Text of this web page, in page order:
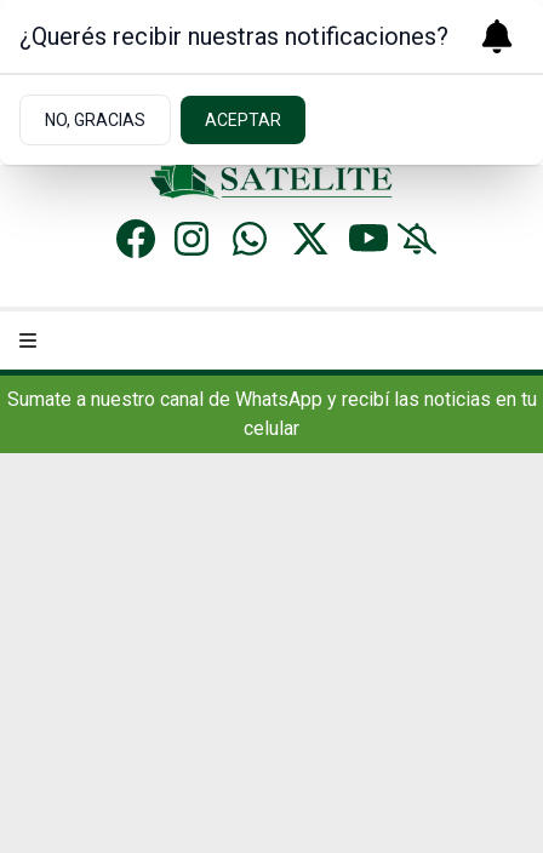
3.2ºc | Concordia, AR
Sumate a nuestro canal de WhatsApp y recibí las noticias en tu
celular
¿Querés recibir nuestras notificaciones?
NO, GRACIAS ACEPTAR